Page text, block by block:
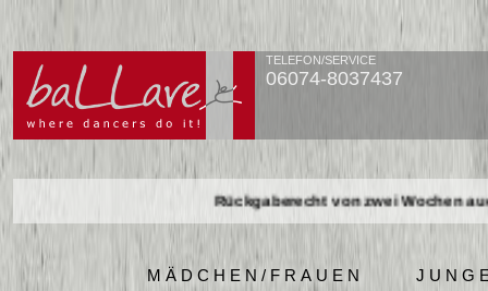
TELEFON/SERVICE
06074-8037437
Rückgaberecht von zwei Wochen
Rückgaberecht von zwei Wochen
MÄDCHEN/FRAUEN